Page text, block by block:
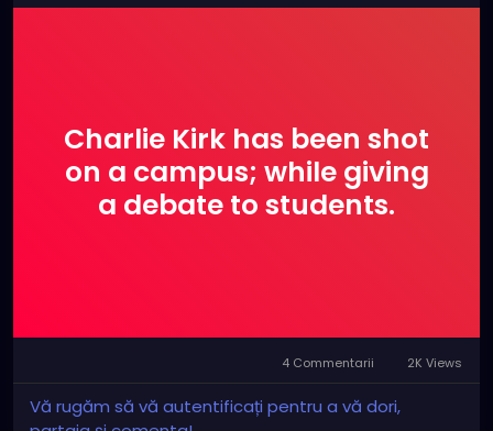
Charlie Kirk has been shot
on a campus; while giving
a debate to students.
4 Commentarii 2K Views
Vă rugăm să vă autentificați pentru a vă dori,